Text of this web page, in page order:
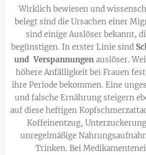
Wirklich bewiesen und
belegt sind die Ursachen einer
sind einige Auslöser bekannt,
begünstigen. In erster Linie sind
und Verspannungen auslöser.
höhere Anfälligkeit bei Frauen
ihre Periode bekommen. Eine
und falsche Ernährung steigern
auf diese heftigen
Koffeinentzug,
unregelmäßige
Trinken. Bei